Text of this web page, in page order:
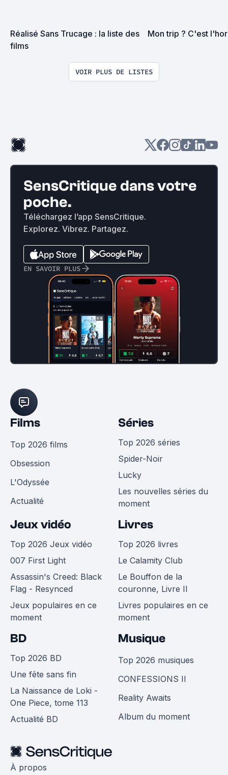
Réalisé Sans Trucage : la liste des
films
Mon trip ? C'est
VOIR PLUS DE LISTES
SensCritique dans votre
poche.
Téléchargez l’app SensCritique.
Explorez. Vibrez. Partagez.
EN SAVOIR PLUS
Films
Top 2026 films
Obsession
L'Odyssée
Actualité
Séries
Top 2026 séries
Spider-Noir
Lucky
Les nouvelles séries du
moment
Jeux vidéo
Top 2026 Jeux vidéo
007 First Light
Assassin's Creed: Black
Flag - Resynced
Jeux populaires en ce
moment
Livres
Top 2026 livres
Le Calamity Club
Le Bouffon de la
couronne, Livre II
Livres populaires en ce
moment
BD
Top 2026 BD
Une fête sans fin
La Naissance de Loki -
One Piece, tome 113
Actualité BD
Musique
Top 2026 musiques
CONFESSIONS II
Reality Awaits
Album du moment
À propos